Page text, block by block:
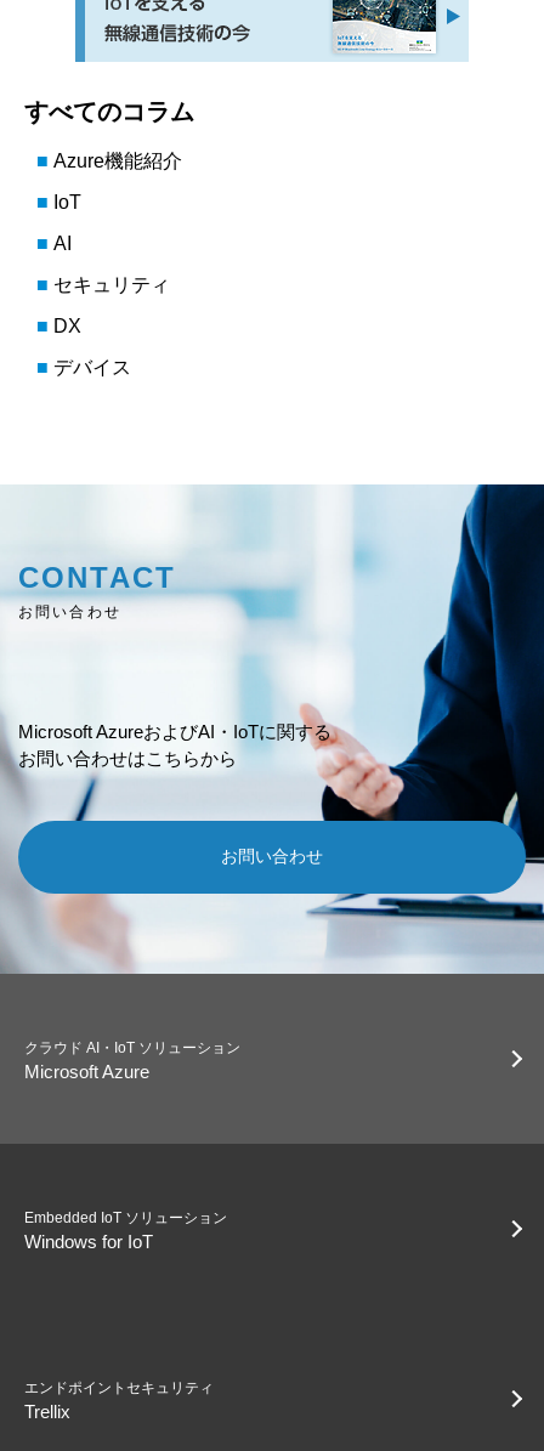
すべてのコラム
Azure機能紹介
IoT
AI
セキュリティ
DX
デバイス
CONTACT
お問い合わせ
Microsoft AzureおよびAI・IoTに関する
お問い合わせはこちらから
お問い合わせ
クラウド AI・IoT ソリューション
Microsoft Azure
Embedded IoT ソリューション
Windows for IoT
エンドポイントセキュリティ
Trellix